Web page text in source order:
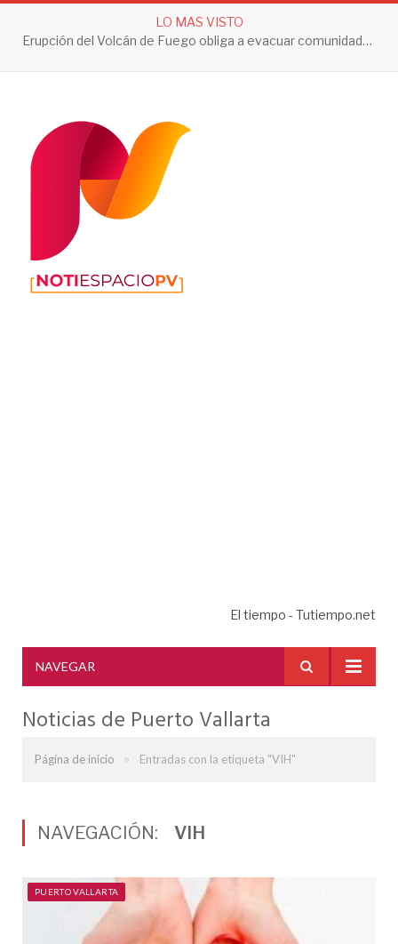
LO MAS VISTO
Erupción del Volcán de Fuego obliga a evacuar comunidades y mantiene en alerta a Guatemala
El tiempo - Tutiempo.net
NAVEGAR
Noticias de Puerto Vallarta
Página de inicio » Entradas con la etiqueta "VIH"
NAVEGACIÓN: VIH
PUERTO VALLARTA